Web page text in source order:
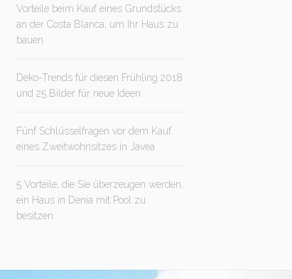
Vorteile beim Kauf eines Grundstücks
an der Costa Blanca, um Ihr Haus zu
bauen
Deko-Trends für diesen Frühling 2018
und 25 Bilder für neue Ideen
Fünf Schlüsselfragen vor dem Kauf
eines Zweitwohnsitzes in Jávea
5 Vorteile, die Sie überzeugen werden,
ein Haus in Denia mit Pool zu
besitzen